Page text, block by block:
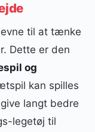
til at tænke
Dette er den
og
kan spilles
langt bedre
legetøj til